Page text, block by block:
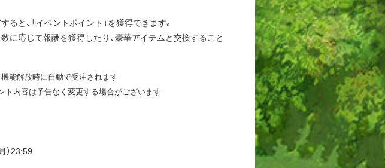
と、「イベントポイント」を獲得できます。
に応じて報酬を獲得したり、豪華アイテムと交換すること
能解放時に自動で受注されます
ト内容は予告なく変更する場合がございます
）23:59